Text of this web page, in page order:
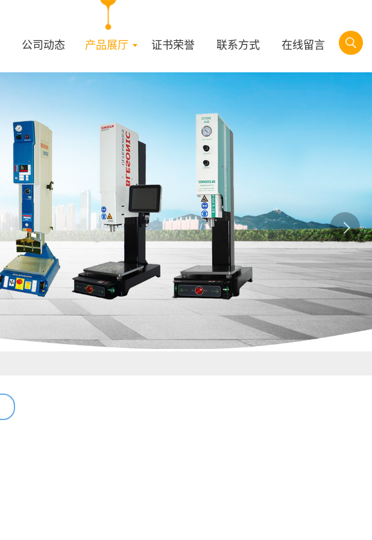
公司动态 产品展厅 证书荣誉 联系方式 在线留言